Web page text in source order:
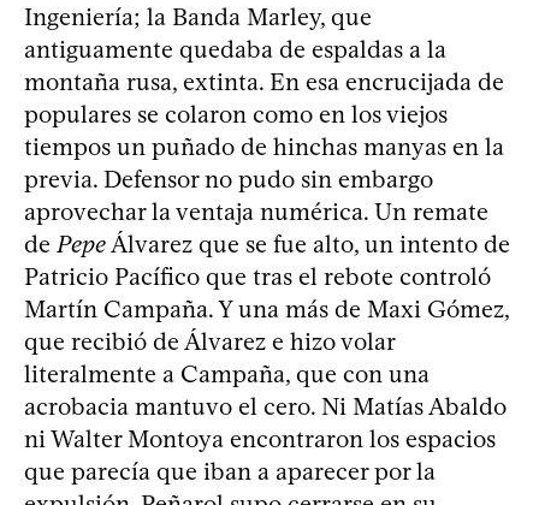
Ingeniería; la Banda Marley, que
antiguamente quedaba de espaldas a la
montaña rusa, extinta. En esa encrucijada de
populares se colaron como en los viejos
tiempos un puñado de hinchas manyas en la
previa. Defensor no pudo sin embargo
aprovechar la ventaja numérica. Un remate
de Pepe Álvarez que se fue alto, un intento de
Patricio Pacífico que tras el rebote controló
Martín Campaña. Y una más de Maxi Gómez,
que recibió de Álvarez e hizo volar
literalmente a Campaña, que con una
acrobacia mantuvo el cero. Ni Matías Abaldo
ni Walter Montoya encontraron los espacios
que parecía que iban a aparecer por la